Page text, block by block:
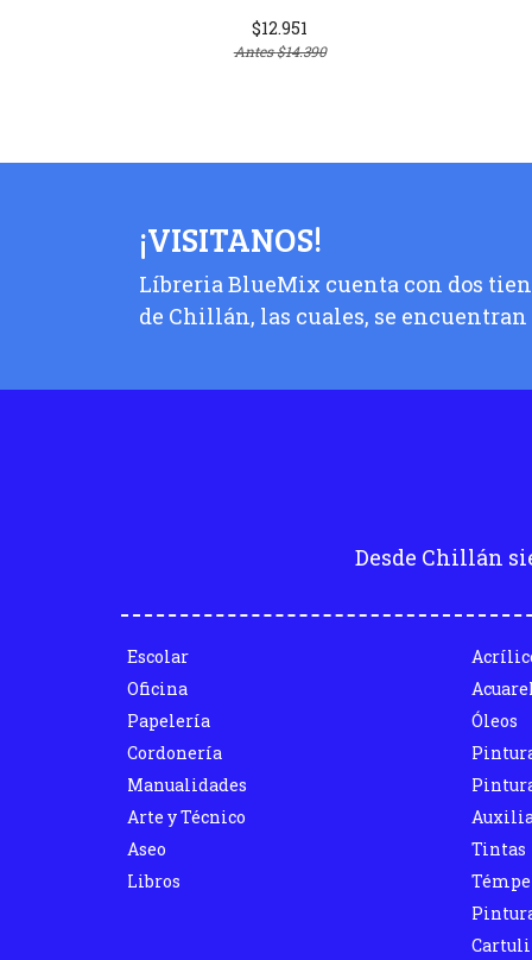
$12.951
Antes$14.390
¡VISITANOS!
Líbreria BlueMix cuenta con dos
de Chillán, las cuales, se
Desde Chillán
Escolar
Oficina
Papelería
Cordonería
Manualidades
Arte y Técnico
Aseo
Libros
Óleos
Tintas